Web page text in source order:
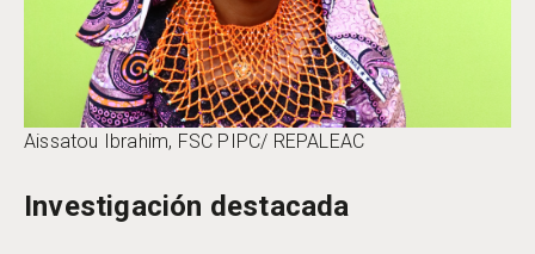
Aissatou Ibrahim, FSC PIPC/ REPALEAC
Investigación destacada